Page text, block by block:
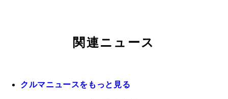
関連ニュース
クルマニュースをもっと見る